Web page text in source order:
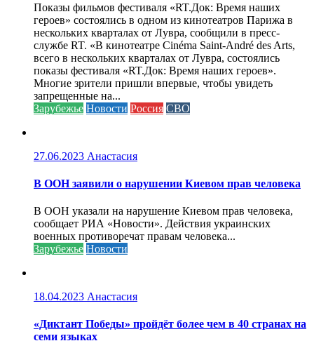
Показы фильмов фестиваля «RT.Док: Время наших
героев» состоялись в одном из кинотеатров Парижа в
нескольких кварталах от Лувра, сообщили в пресс-
службе RT. «В кинотеатре Cinéma Saint-André des Arts,
всего в нескольких кварталах от Лувра, состоялись
показы фестиваля «RT.Док: Время наших героев».
Многие зрители пришли впервые, чтобы увидеть
запрещенные на...
Зарубежье Новости Россия СВО
27.06.2023 Анастасия
В ООН заявили о нарушении Киевом прав человека
В ООН указали на нарушение Киевом прав человека,
сообщает РИА «Новости». Действия украинских
военных противоречат правам человека...
Зарубежье Новости
18.04.2023 Анастасия
«Диктант Победы» пройдёт более чем в 40 странах на
семи языках